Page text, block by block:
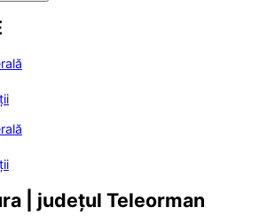
| județul Teleorman